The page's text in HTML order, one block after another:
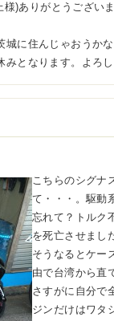
様)ありがとうござい
に住んじゃおうか
となります。よろ
こちらのシグナ
て・・・。駆動
忘れて？トルク
を死亡させまし
そうなるとケー
由で台湾から直
さすがに自分で
ジンだけはワタ